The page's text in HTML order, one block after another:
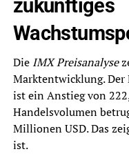
zukünftiges
Die IMX Preisanalyse
Marktentwicklung. Der
ist ein Anstieg von
Handelsvolumen
Millionen USD. Das
ist.